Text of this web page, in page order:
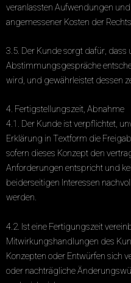
veranlassten Aufwendungen
angemessener Kosten der
3.5. Der Kunde sorgt dafür, dass
Abstimmungsgespräche
wird, und gewährleistet dessen
4. Fertigstellungszeit, Abnahme
4.1. Der Kunde ist verpflichtet,
Erklärung in Textform die
sofern dieses Konzept den
Anforderungen entspricht und
beiderseitigen Interessen
werden.
4.2. Ist eine Fertigungszeit
Mitwirkungshandlungen des
Konzepten oder Entwürfen sich
oder nachträgliche